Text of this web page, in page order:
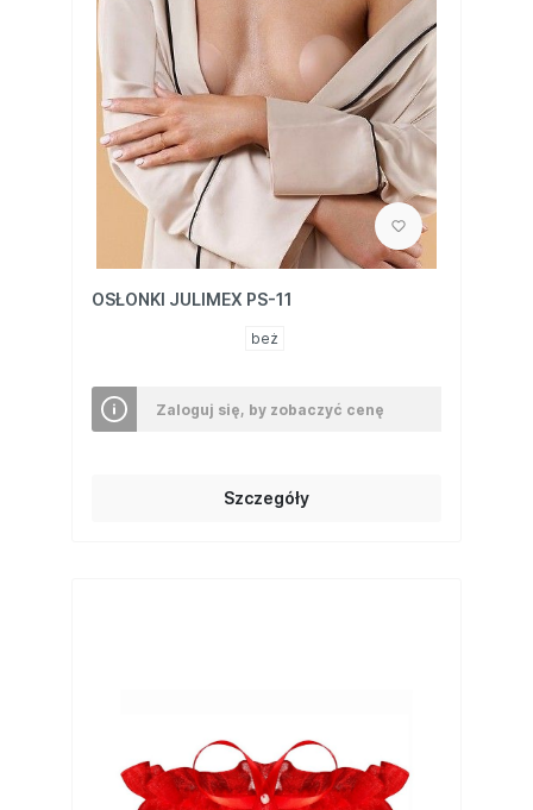
OSŁONKI JULIMEX PS-11
beż
Zaloguj się, by zobaczyć cenę
Szczegóły